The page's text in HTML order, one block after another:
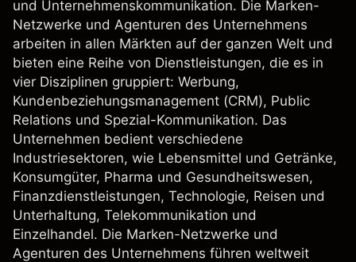
und Unternehmenskommunikation. Die Marken-
Netzwerke und Agenturen des Unternehmens
arbeiten in allen Märkten auf der ganzen Welt und
bieten eine Reihe von Dienstleistungen, die es in
vier Disziplinen gruppiert: Werbung,
Kundenbeziehungsmanagement (CRM), Public
Relations und Spezial-Kommunikation. Das
Unternehmen bedient verschiedene
Industriesektoren, wie Lebensmittel und Getränke,
Konsumgüter, Pharma und Gesundheitswesen,
Finanzdienstleistungen, Technologie, Reisen und
Unterhaltung, Telekommunikation und
Einzelhandel. Die Marken-Netzwerke und
Agenturen des Unternehmens führen weltweit